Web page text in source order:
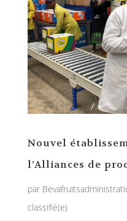
Nouvel
l’Alliances de
par
classifié(e)